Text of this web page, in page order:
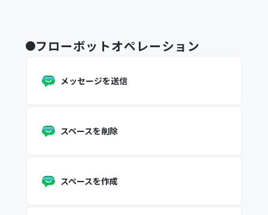
フローボットオペレーション
メッセージを送信
スペースを削除
スペースを作成